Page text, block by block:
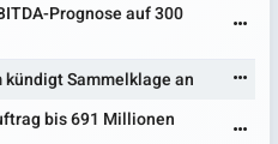
Prognose auf 300
Sammelklage an
bis 691 Millionen